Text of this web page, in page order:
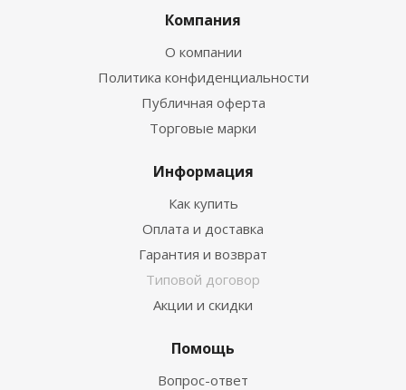
Компания
О компании
Политика конфиденциальности
Публичная оферта
Торговые марки
Информация
Как купить
Оплата и доставка
Гарантия и возврат
Типовой договор
Акции и скидки
Помощь
Вопрос-ответ